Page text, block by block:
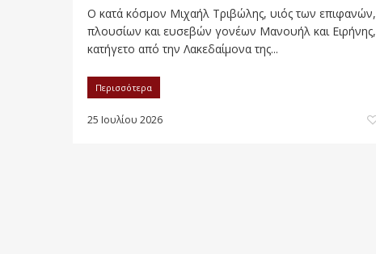
Ο κατά κόσμον Μιχαήλ Τριβώλης, υιός των επιφανών,
πλουσίων και ευσεβών γονέων Μανουήλ και Ειρήνης,
κατήγετο από την Λακεδαίμονα της...
Περισσότερα
25 Ιουλίου 2026